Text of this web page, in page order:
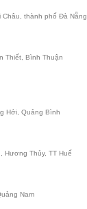
Châu, thành phố Đà Nẵng
Thiết, Bình Thuận
Hới, Quảng Bình
Hương Thủy, TT Huế
Nam